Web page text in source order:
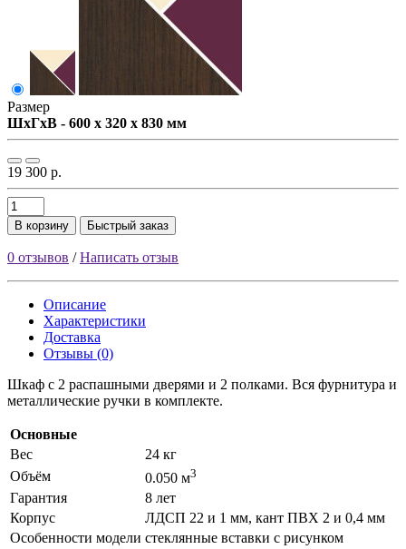
Размер
ШxГxВ - 600 x 320 x 830 мм
19 300 р.
В корзину Быстрый заказ
0 отзывов /Написать отзыв
Описание
Характеристики
Доставка
Отзывы (0)
Шкаф с 2 распашными дверями и 2 полками. Вся фурнитура и
металлические ручки в комплекте.
Основные
Вес
24 кг
Объём
0.050 м3
Гарантия
8 лет
Корпус
ЛДСП 22 и 1 мм, кант ПВХ 2 и 0,4 мм
Особенности модели стеклянные вставки с рисунком